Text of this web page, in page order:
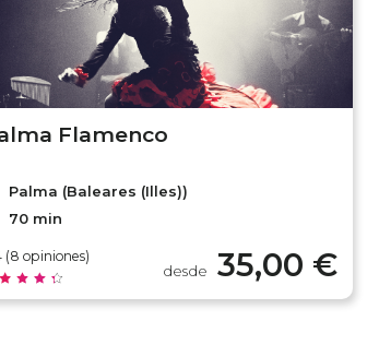
Flamenco
Palma (Baleares (Illes))
70 min
(8 opiniones)
desde 35,00 €